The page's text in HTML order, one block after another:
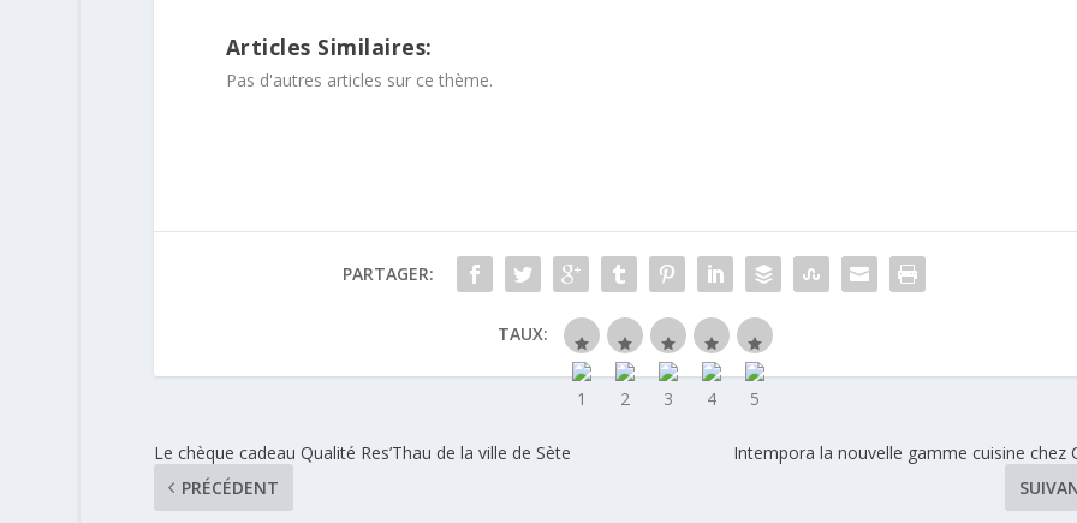
Articles Similaires:
Pas d'autres articles sur ce thème.
PARTAGER:
TAUX:
Le chèque cadeau Qualité Res’Thau de la ville de Sète
PRÉCÉDENT
Intempora la nouvelle gamme cuisine chez